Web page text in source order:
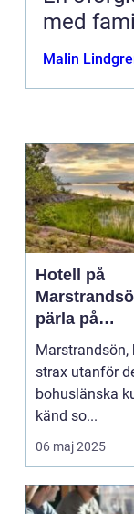
med
Malin
Hotell på
pärla på
västkusten
Marstrandsön,
strax utanför
bohuslänska
känd so...
06 maj 2025